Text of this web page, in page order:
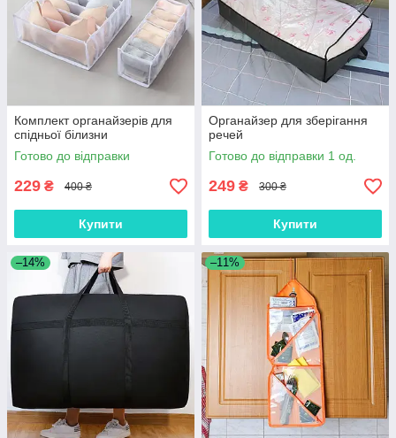
Комплект органайзерів для
спідньої білизни
Готово до відправки
229 ₴ 400 ₴
Купити
Органайзер для зберігання
речей
Готово до відправки 1 од.
249 ₴ 300 ₴
Купити
–14% –11%